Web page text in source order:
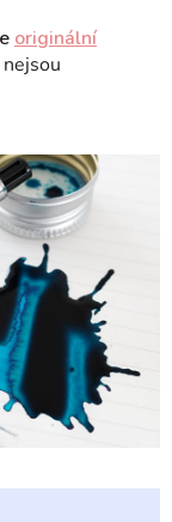
originální